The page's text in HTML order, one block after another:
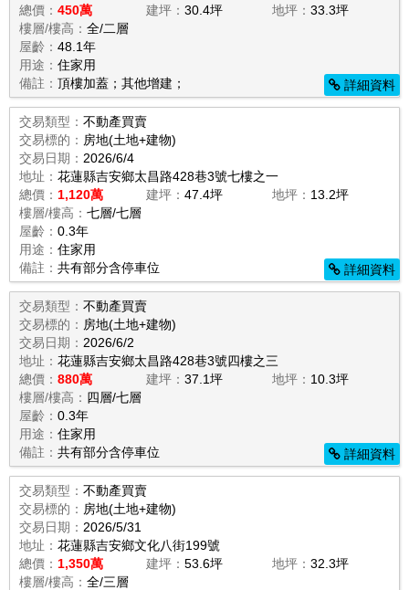
總價： 450萬 建坪： 30.4坪 地坪：33.3坪
樓層/樓高： 全/二層
屋齡： 48.1年
用途： 住家用
備註： 頂樓加蓋；其他增建； 詳細資料
交易類型： 不動產買賣
交易標的： 房地(土地+建物)
交易日期： 2026/6/4
地址： 花蓮縣吉安鄉太昌路428巷3號七樓之一
總價： 1,120萬 建坪： 47.4坪 地坪： 13.2坪
樓層/樓高： 七層/七層
屋齡： 0.3年
用途： 住家用
備註： 共有部分含停車位 詳細資料
交易類型： 不動產買賣
交易標的： 房地(土地+建物)
交易日期： 2026/6/2
地址： 花蓮縣吉安鄉太昌路428巷3號四樓之三
總價： 880萬 建坪： 37.1坪 地坪： 10.3坪
樓層/樓高： 四層/七層
屋齡： 0.3年
用途： 住家用
備註： 共有部分含停車位 詳細資料
交易類型： 不動產買賣
交易標的： 房地(土地+建物)
交易日期： 2026/5/31
地址： 花蓮縣吉安鄉文化八街199號
總價： 1,350萬 建坪： 53.6坪 地坪：32.3坪
樓層/樓高： 全/三層